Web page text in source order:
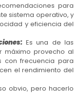
para
sistema operativo, y
y eficiencia del
Es una de las
máximo provecho al
con frecuencia para
el rendimiento del
obvio, pero hacerlo